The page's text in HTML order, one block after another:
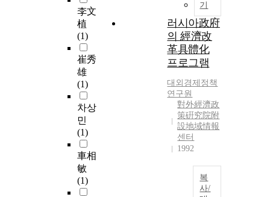
李文
植
(1)
崔秀
雄
(1)
차상
민
(1)
車相
敏
(1)
기
러시아政府
의 經濟改
革具體化
프로그램
대외경제정책
연구원
對外經濟政
策硏究院附
設地域情報
센터
1992
복
사/